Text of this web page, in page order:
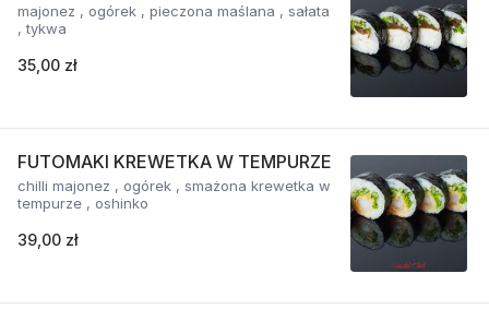
majonez , ogórek , pieczona maślana , sałata
, tykwa
35,00 zł
FUTOMAKI KREWETKA W TEMPURZE
chilli majonez , ogórek , smażona krewetka w
tempurze , oshinko
39,00 zł